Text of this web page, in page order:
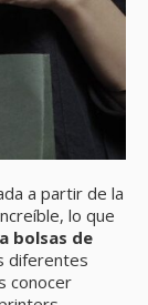
a partir de la
lo que
bolsas de
diferentes
conocer